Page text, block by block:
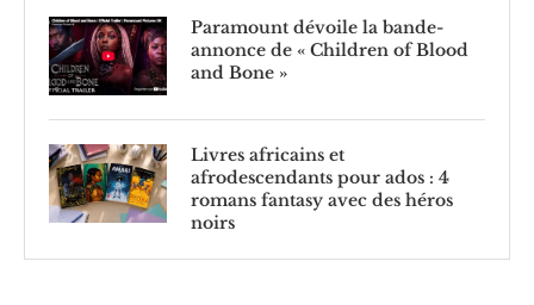
Paramount dévoile la bande-
annonce de « Children of Blood
and Bone »
Livres africains et
afrodescendants pour ados : 4
romans fantasy avec des héros
noirs